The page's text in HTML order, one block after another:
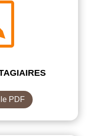
PDF